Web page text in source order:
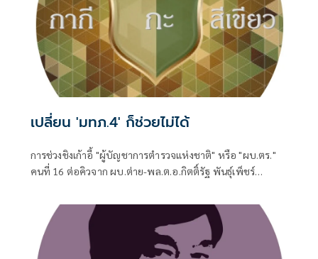
เปลี่ยน 'มทภ.4' ก็ช่วยไม่ได้
การช่วงชิงเก้าอี้ "ผู้บัญชาการตำรวจแห่งชาติ" หรือ "ผบ.ตร."
คนที่ 16 ต่อคิวจาก ผบ.ต่าย-พล.ต.อ.กิตติ์รัฐ พันธุ์เพ็ชร์
ประเด็นให้มีคู่เทียบให้น่าตื่นเต้น